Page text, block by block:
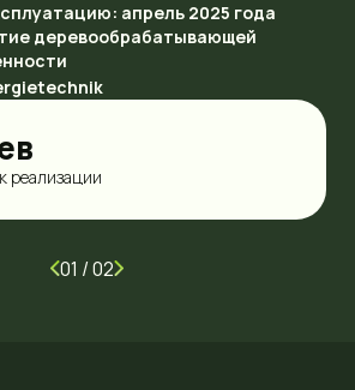
деревообрабатывающей
апрель 2025 года
реализации
01 / 02